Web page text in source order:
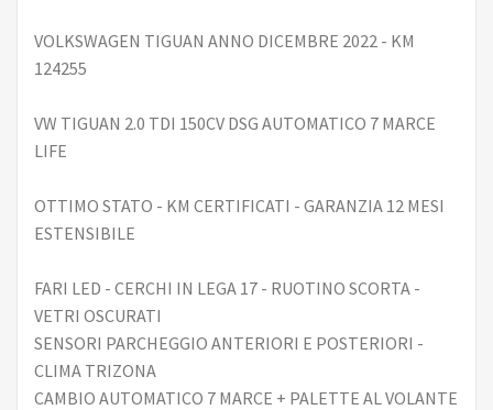
VOLKSWAGEN TIGUAN ANNO DICEMBRE 2022 - KM
124255
VW TIGUAN 2.0 TDI 150CV DSG AUTOMATICO 7 MARCE
LIFE
OTTIMO STATO - KM CERTIFICATI - GARANZIA 12 MESI
ESTENSIBILE
FARI LED - CERCHI IN LEGA 17 - RUOTINO SCORTA -
VETRI OSCURATI
SENSORI PARCHEGGIO ANTERIORI E POSTERIORI -
CLIMA TRIZONA
CAMBIO AUTOMATICO 7 MARCE + PALETTE AL VOLANTE